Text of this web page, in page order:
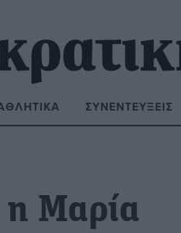
ΣΥΝΕΝΤΕΎΞΕΙΣ
η Μαρία